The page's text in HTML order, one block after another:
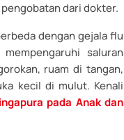
dari dokter.
dengan gejala flu
saluran
ruam di tangan,
kecil di mulut. Kenali
pada Anak dan